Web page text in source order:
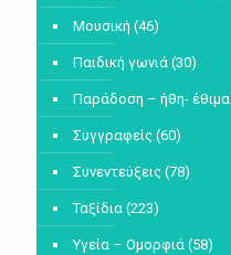
Μουσική (46)
Παιδική γωνιά (30)
Παράδοση – ήθη- έθιμα
Συγγραφείς (60)
Συνεντεύξεις (78)
Ταξίδια (223)
Υγεία – Ομορφιά (58)